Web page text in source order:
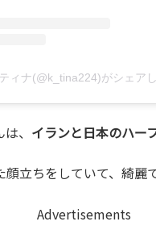
ィナ(@k_tina224)がシェア
、 イランと日本のハー
立ちをしていて、綺麗
Advertisements